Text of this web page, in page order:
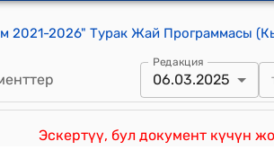
Редакция
06.03.2025
Эскертүү, бул документ күчүн